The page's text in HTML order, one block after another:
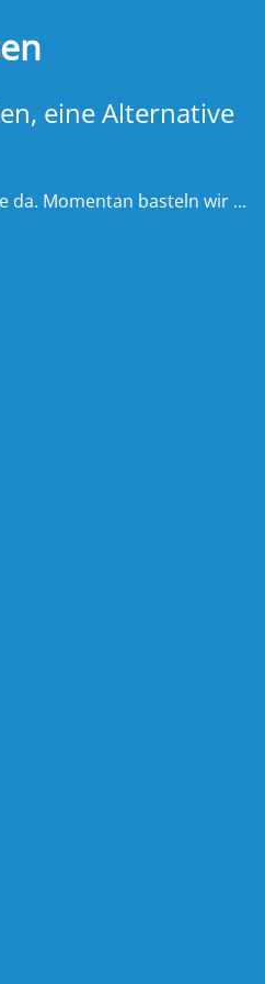
eine Alternative
da. Momentan basteln wir ...